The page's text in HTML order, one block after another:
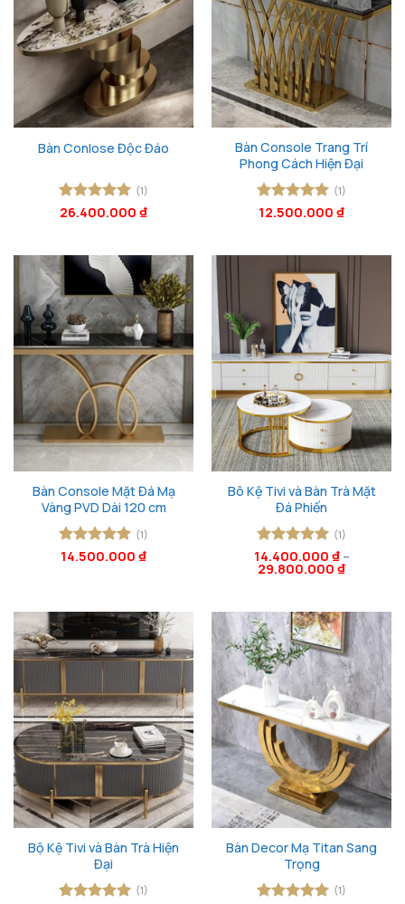
Bàn Conlose Độc Đáo
Được xếp
(1)
26.400.000 ₫
Bàn Console Trang Trí
Phong Cách Hiện Đại
Được xếp
(1)
12.500.000 ₫
Bàn Console Mặt Đá Mạ
Vàng PVD Dài 120 cm
Được xếp
(1)
14.500.000 ₫
Bô Kệ Tivi và Bàn Trà Mặt
Đá Phiến
Được xếp
hạng55
(1)
14.400.000 ₫–
29.800.000 ₫
Bộ Kệ Tivi và Bàn Trà Hiện
Đại
(1)
Bàn Decor Mạ Titan Sang
Trọng
(1)